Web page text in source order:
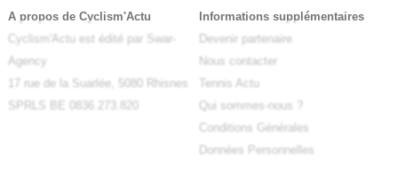
A propos de Cyclism'Actu
Cyclism'Actu est édité par Swar-
Agency
17 rue de la Suarlée, 5080 Rhisnes
SPRLS BE 0836.273.820
Informations supplémentaires
Devenir partenaire
Nous contacter
Tennis Actu
Qui sommes-nous ?
Conditions Générales
Données Personnelles